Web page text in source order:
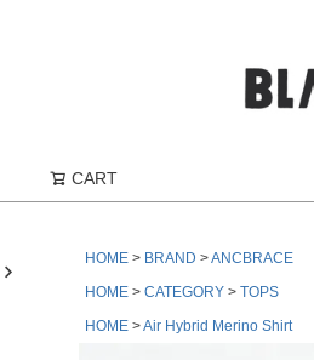
CART
HOME BRAND
ANCBRACE
HOME
CATEGORY
TOPS
HOME
Air Hybrid Merino Shirt